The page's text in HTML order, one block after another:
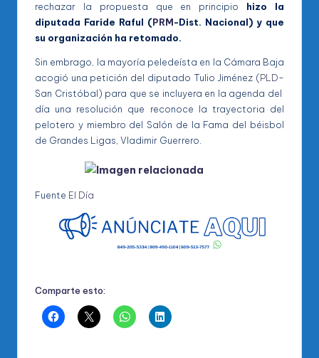
rechazar la propuesta que en principio hizo la
diputada Faride Raful (PRM-Dist. Nacional) y que
su organización ha retomado.
Sin embrago, la mayoría peledeísta en la Cámara Baja
acogió una petición del diputado Tulio Jiménez (PLD-
San Cristóbal) para que se incluyera en la agenda del
día una resolución que reconoce la trayectoria del
pelotero y miembro del Salón de la Fama del béisbol
de Grandes Ligas, Vladimir Guerrero.
Fuente El Día
Comparte esto: